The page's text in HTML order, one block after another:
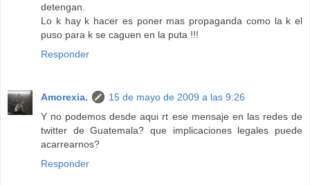
detengan.
Lo k hay k hacer es poner mas propaganda como la k el
puso para k se caguen en la puta !!!
Responder
Amorexia.
15 de mayo de 2009 a las 9:26
Y no podemos desde aqui rt ese mensaje en las redes de
twitter de Guatemala? que implicaciones legales puede
acarrearnos?
Responder